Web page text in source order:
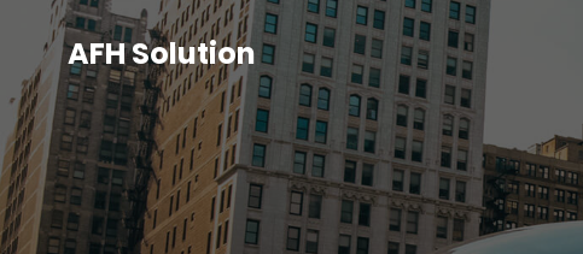
AFH Solution